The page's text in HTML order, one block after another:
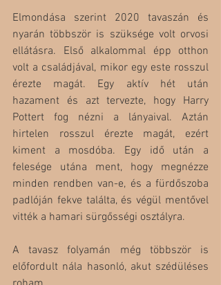
Elmondása szerint 2020 tavaszán és
nyarán többször is szüksége volt orvosi
ellátásra. Első alkalommal épp otthon
volt a családjával, mikor egy este rosszul
érezte magát. Egy aktív hét után
hazament és azt tervezte, hogy Harry
Pottert fog nézni a lányaival. Aztán
hirtelen rosszul érezte magát, ezért
kiment a mosdóba. Egy idő után a
felesége utána ment, hogy megnézze
minden rendben van-e, és a fürdőszoba
padlóján fekve találta, és végül mentővel
vitték a hamari sürgősségi osztályra.
A tavasz folyamán még többször is
előfordult nála hasonló, akut szédüléses